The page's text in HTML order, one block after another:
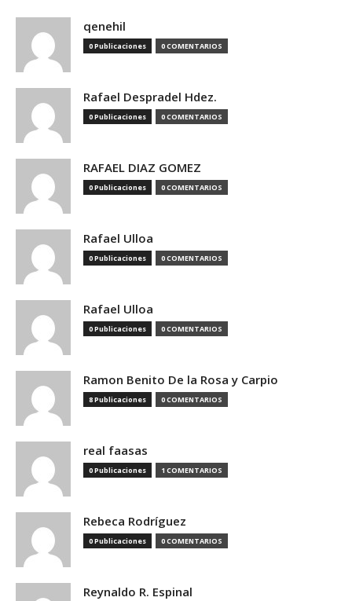
qenehil
0 Publicaciones 0 COMENTARIOS
Rafael Despradel Hdez.
0 Publicaciones 0 COMENTARIOS
RAFAEL DIAZ GOMEZ
0 Publicaciones 0 COMENTARIOS
Rafael Ulloa
0 Publicaciones 0 COMENTARIOS
Rafael Ulloa
0 Publicaciones 0 COMENTARIOS
Ramon Benito De la Rosa y Carpio
8 Publicaciones 0 COMENTARIOS
real faasas
0 Publicaciones 1 COMENTARIOS
Rebeca Rodríguez
0 Publicaciones 0 COMENTARIOS
Reynaldo R. Espinal